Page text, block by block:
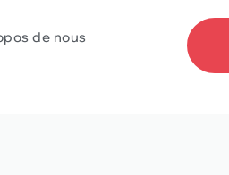
de nous